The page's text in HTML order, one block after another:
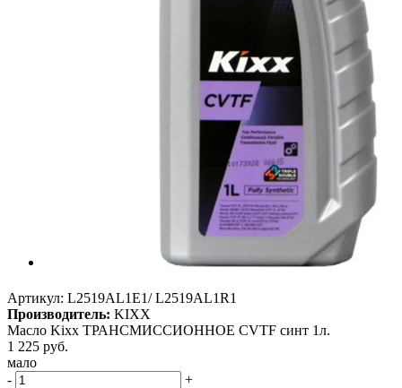
Артикул: L2519AL1E1/ L2519AL1R1
Производитель: KIXX
Масло Kixx ТРАНСМИССИОННОЕ CVTF синт 1л.
1 225 руб.
мало
-
+